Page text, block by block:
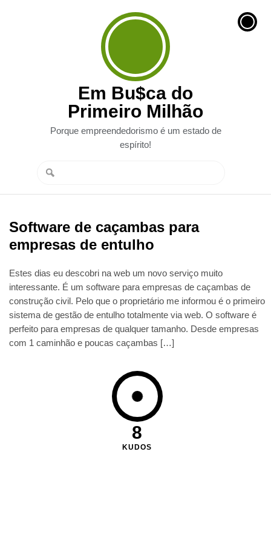
Em Bu$ca do
Primeiro Milhão
Porque empreendedorismo é um estado de
espírito!
Software de caçambas para
empresas de entulho
Estes dias eu descobri na web um novo serviço muito
interessante. É um software para empresas de caçambas de
construção civil. Pelo que o proprietário me informou é o primeiro
sistema de gestão de entulho totalmente via web. O software é
perfeito para empresas de qualquer tamanho. Desde empresas
com 1 caminhão e poucas caçambas […]
8
KUDOS